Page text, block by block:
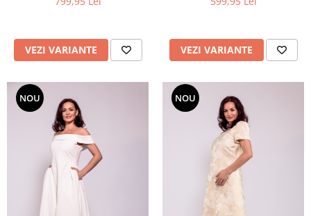
VEZI VARIANTE VEZI VARIANTE
NOU NOU